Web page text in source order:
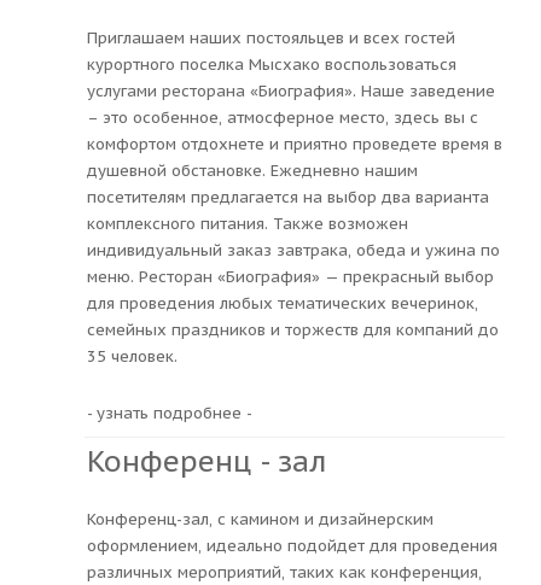
Приглашаем наших постояльцев и всех гостей
курортного поселка Мысхако воспользоваться
услугами ресторана «Биография». Наше заведение
– это особенное, атмосферное место, здесь вы с
комфортом отдохнете и приятно проведете время в
душевной обстановке. Ежедневно нашим
посетителям предлагается на выбор два варианта
комплексного питания. Также возможен
индивидуальный заказ завтрака, обеда и ужина по
меню. Ресторан «Биография» — прекрасный выбор
для проведения любых тематических вечеринок,
семейных праздников и торжеств для компаний до
35 человек.
- узнать подробнее -
Конференц - зал
Конференц-зал, с камином и дизайнерским
оформлением, идеально подойдет для проведения
различных мероприятий, таких как конференция,